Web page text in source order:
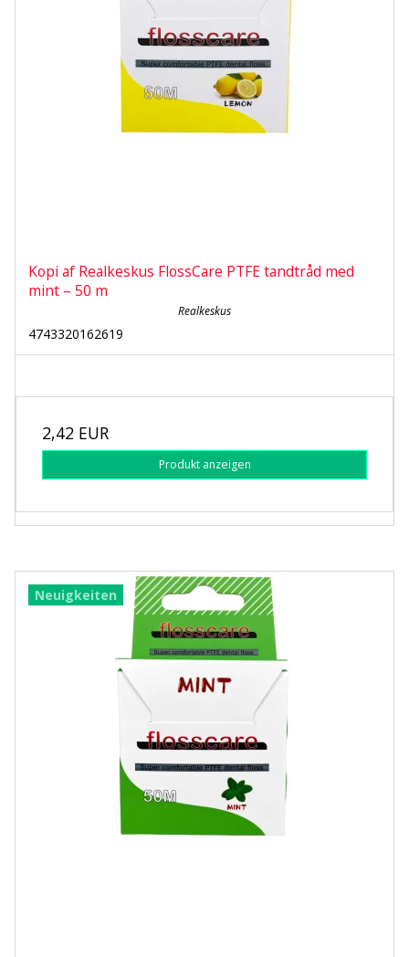
Kopi af Realkeskus FlossCare PTFE tandtråd med
mint – 50 m
Realkeskus
4743320162619
2,42 EUR
Produkt anzeigen
Neuigkeiten